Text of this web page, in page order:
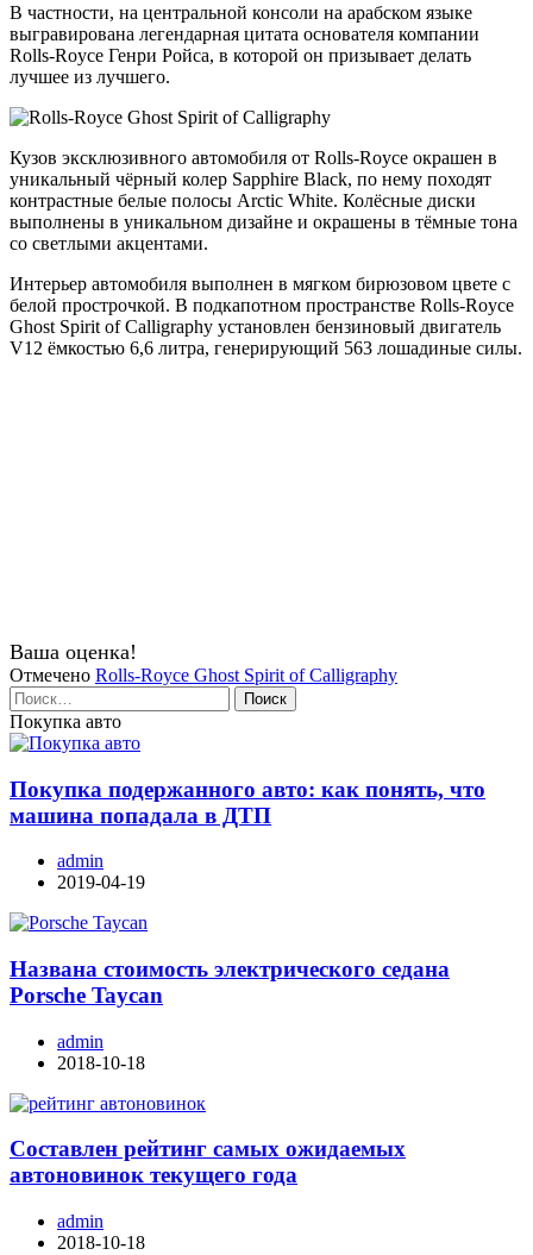
В частности, на центральной консоли на арабском языке
выгравирована легендарная цитата основателя компании
Rolls-Royce Генри Ройса, в которой он призывает делать
лучшее из лучшего.
Кузов эксклюзивного автомобиля от Rolls-Royce окрашен в
уникальный чёрный колер Sapphire Black, по нему походят
контрастные белые полосы Arctic White. Колёсные диски
выполнены в уникальном дизайне и окрашены в тёмные тона
со светлыми акцентами.
Интерьер автомобиля выполнен в мягком бирюзовом цвете с
белой прострочкой. В подкапотном пространстве Rolls-Royce
Ghost Spirit of Calligraphy установлен бензиновый двигатель
V12 ёмкостью 6,6 литра, генерирующий 563 лошадиные силы.
Ваша оценка!
Отмечено Rolls-Royce Ghost Spirit of Calligraphy
Найти:
Покупка авто
Покупка подержанного авто: как понять, что
машина попадала в ДТП
admin
2019-04-19
Названа стоимость электрического седана
Porsche Taycan
admin
2018-10-18
Составлен рейтинг самых ожидаемых
автоновинок текущего года
admin
2018-10-18